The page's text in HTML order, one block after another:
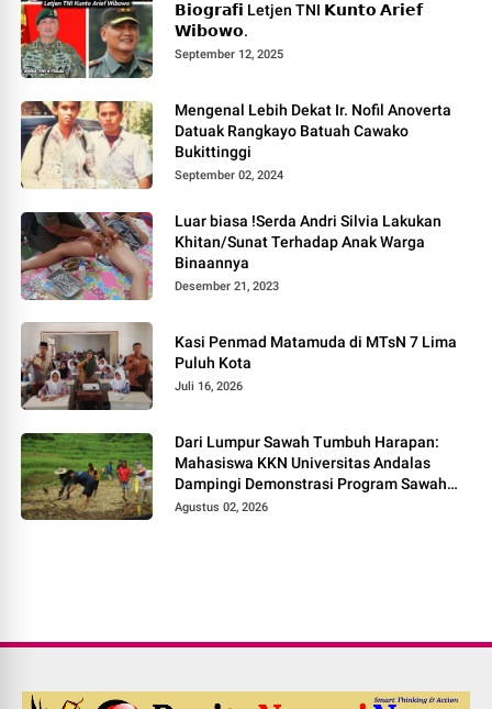
𝗕𝗶𝗼𝗴𝗿𝗮𝗳𝗶 Letjen TNI 𝗞𝘂𝗻𝘁𝗼 𝗔𝗿𝗶𝗲𝗳
𝗪𝗶𝗯𝗼𝘄𝗼.
September 12, 2025
Mengenal Lebih Dekat Ir. Nofil Anoverta
Datuak Rangkayo Batuah Cawako
Bukittinggi
September 02, 2024
Luar biasa !Serda Andri Silvia Lakukan
Khitan/Sunat Terhadap Anak Warga
Binaannya
Desember 21, 2023
Kasi Penmad Matamuda di MTsN 7 Lima
Puluh Kota
Juli 16, 2026
Dari Lumpur Sawah Tumbuh Harapan:
Mahasiswa KKN Universitas Andalas
Dampingi Demonstrasi Program Sawah
Pokok Murah di Jorong Bayua
Agustus 02, 2026